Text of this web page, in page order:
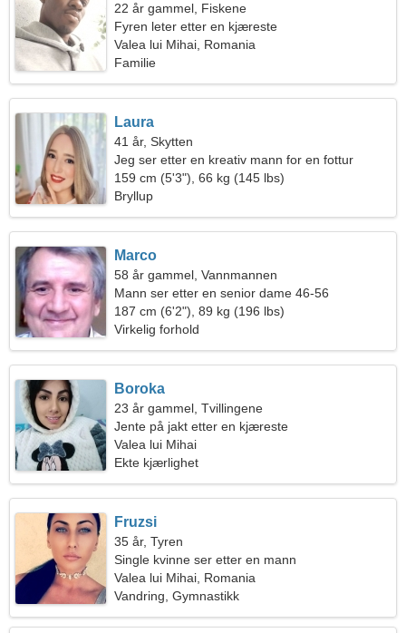
22 år gammel, Fiskene
Fyren leter etter en kjæreste
Valea lui Mihai, Romania
Familie
Laura
41 år, Skytten
Jeg ser etter en kreativ mann for en fottur
159 cm (5'3"), 66 kg (145 lbs)
Bryllup
Marco
58 år gammel, Vannmannen
Mann ser etter en senior dame 46-56
187 cm (6'2"), 89 kg (196 lbs)
Virkelig forhold
Boroka
23 år gammel, Tvillingene
Jente på jakt etter en kjæreste
Valea lui Mihai
Ekte kjærlighet
Fruzsi
35 år, Tyren
Single kvinne ser etter en mann
Valea lui Mihai, Romania
Vandring, Gymnastikk